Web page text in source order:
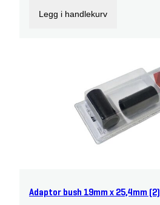
Legg i handlekurv
Adaptor bush 19mm x 25,4mm (2)